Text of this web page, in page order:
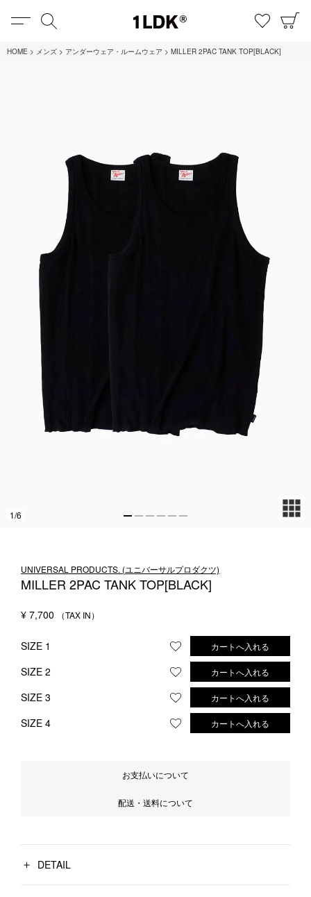
MENU お気に
全てのアイテム
限定
セール
全てのブランド
HOME メンズ アンダーウェア・ルームウェア MILLER 2PAC TANK TOP[BLACK]
1/6
UNIVERSAL PRODUCTS. (ユニバーサルプロダクツ)
MILLER 2PAC TANK TOP[BLACK]
¥ 7,700
SIZE 1 お気に入りに登録する
カートへ入れる
SIZE 2 お気に入りに登録する
カートへ入れる
SIZE 3 お気に入りに登録する
カートへ入れる
SIZE 4 お気に入りに登録する
カートへ入れる
お支払いについて
配送・送料について
DETAIL